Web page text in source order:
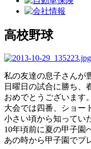
高校野球
私の友達の息子さんが
日曜日の試合に勝ち、
おめでとうございます。
大会では四番、ショー
小さい頃から知ってい
10年頃前に夏の甲子園
あの時から甲子園でプ